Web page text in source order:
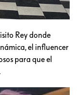
Rey donde
el influencer
para que el